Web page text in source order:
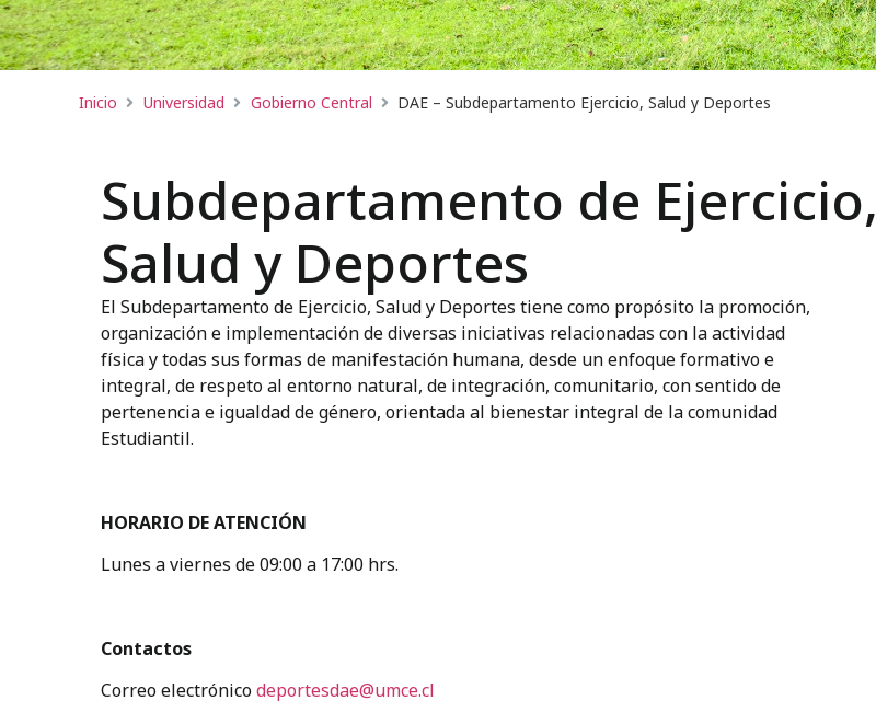
Inicio Universidad Gobierno Central DAE – Subdepartamento Ejercicio, Salud y Deportes
Subdepartamento de Ejercicio,
Salud y Deportes
El Subdepartamento de Ejercicio, Salud y Deportes tiene como propósito la promoción,
organización e implementación de diversas iniciativas relacionadas con la actividad
física y todas sus formas de manifestación humana, desde un enfoque formativo e
integral, de respeto al entorno natural, de integración, comunitario, con sentido de
pertenencia e igualdad de género, orientada al bienestar integral de la comunidad
Estudiantil.
HORARIO DE ATENCIÓN
Lunes a viernes de 09:00 a 17:00 hrs.
Contactos
Correo electrónicodeportesdae@umce.cl